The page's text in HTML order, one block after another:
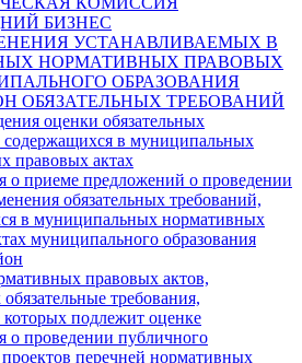
БИЗНЕС
УСТАНАВЛИВАЕМЫХ В
НОРМАТИВНЫХ ПРАВОВЫХ
ОБРАЗОВАНИЯ
ОБЯЗАТЕЛЬНЫХ ТРЕБОВАНИЙ
оценки обязательных
содержащихся в муниципальных
правовых актах
о приеме предложений о проведении
обязательных требований,
в муниципальных нормативных
муниципального образования
правовых актов,
требования,
подлежит оценке
о проведении публичного
перечней нормативных